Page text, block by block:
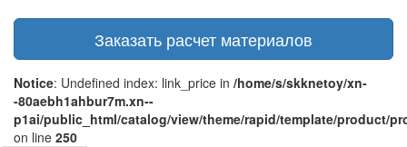
Заказать расчет материалов
Notice: Undefined index: link_price in /home/s/skknetoy/xn-
-80aebh1ahbur7m.xn--
p1ai/public_html/catalog/view/theme/rapid/template/product/
on line 250